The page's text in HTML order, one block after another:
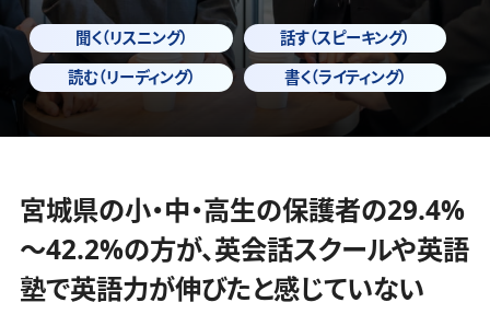
聞く（リスニング）
話す（スピーキング）
読む（リーディング）
書く（ライティング）
宮城県の小・中・高生の保護者の29.4%
～42.2%の方が、英会話スクールや英語
塾で英語力が伸びたと感じていない